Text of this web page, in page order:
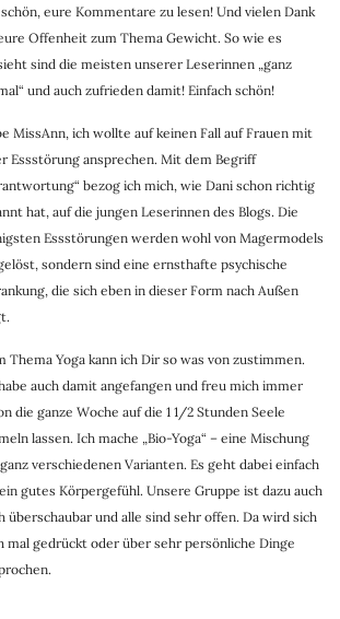
eure Kommentare zu lesen! Und vielen Dank
Offenheit zum Thema Gewicht. So wie es
sind die meisten unserer Leserinnen „ganz
und auch zufrieden damit! Einfach schön!
MissAnn, ich wollte auf keinen Fall auf Frauen mit
Essstörung ansprechen. Mit dem Begriff
bezog ich mich, wie Dani schon richtig
hat, auf die jungen Leserinnen des Blogs. Die
Essstörungen werden wohl von Magermodels
sondern sind eine ernsthafte psychische
die sich eben in dieser Form nach Außen
Thema Yoga kann ich Dir so was von zustimmen.
auch damit angefangen und freu mich immer
die ganze Woche auf die 1 1/2 Stunden Seele
lassen. Ich mache „Bio-Yoga“ – eine Mischung
verschiedenen Varianten. Es geht dabei einfach
gutes Körpergefühl. Unsere Gruppe ist dazu auch
überschaubar und alle sind sehr offen. Da wird sich
mal gedrückt oder über sehr persönliche Dinge